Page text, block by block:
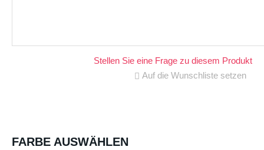
Stellen Sie eine Frage zu diesem Produkt
Auf die Wunschliste setzen
FARBE AUSWÄHLEN